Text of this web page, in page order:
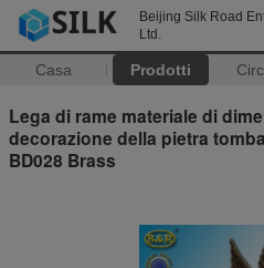
Beijing Silk Road
Ltd.
Casa Prodotti
Lega di rame materiale di
decorazione della pietra
BD028 Brass